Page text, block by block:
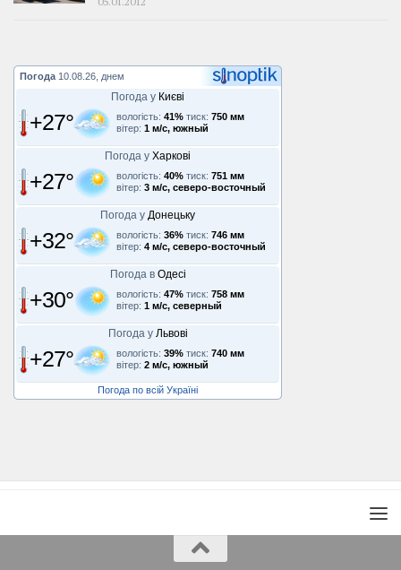
Погода 10.08.26, днем
Погода у Києві
+27° вологість: 41% тиск: 750 мм
вітер: 1 м/с, южный
Погода у Харкові
+27° вологість: 40% тиск: 751 мм
вітер: 3 м/с, северо-восточный
Погода у Донецьку
+32° вологість: 36% тиск: 746 мм
вітер: 4 м/с, северо-восточный
Погода в Одесі
+30° вологість: 47% тиск: 758 мм
вітер: 1 м/с, северный
Погода у Львові
+27° вологість: 39% тиск: 740 мм
вітер: 2 м/с, южный
Погода по всій Україні